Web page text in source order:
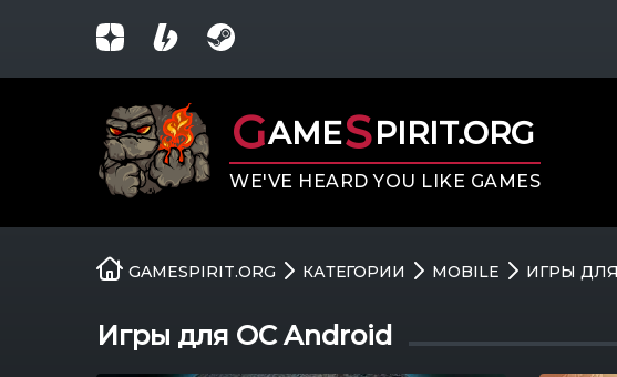
GAMESPIRIT.ORG
WE'VE HEARD YOU LIKE GAMES
GAMESPIRIT.ORG КАТЕГОРИИ MOBILE ИГРЫ ДЛЯ
Игры для ОС Android